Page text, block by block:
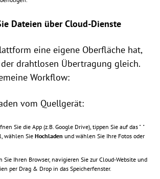
Dateien über Cloud-Dienste
eine eigene Oberfläche hat,
drahtlosen Übertragung gleich.
Workflow:
vom Quellgerät:
Sie die App (z.B. Google Drive), tippen Sie auf das " "
wählen Sie Hochladen und wählen Sie Ihre Fotos oder
Sie Ihren Browser, navigieren Sie zur Cloud-Website und
per Drag & Drop in das Speicherfenster.